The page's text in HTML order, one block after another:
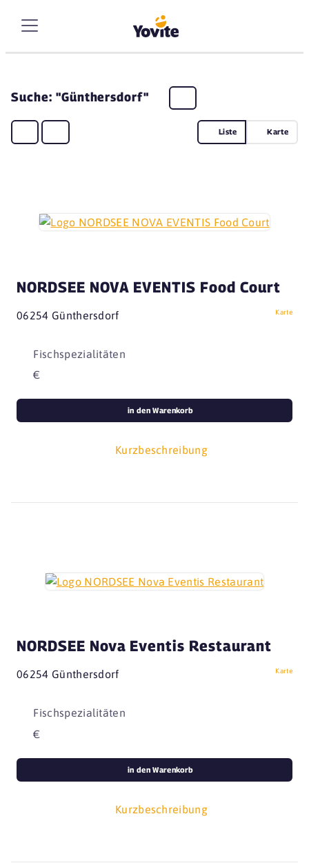
Suche: "Günthersdorf"
Liste Karte
NORDSEE NOVA EVENTIS Food Court
06254 Günthersdorf Karte
Fischspezialitäten
€
Kurzbeschreibung
in den Warenkorb
NORDSEE Nova Eventis Restaurant
06254 Günthersdorf Karte
Fischspezialitäten
€
Kurzbeschreibung
in den Warenkorb